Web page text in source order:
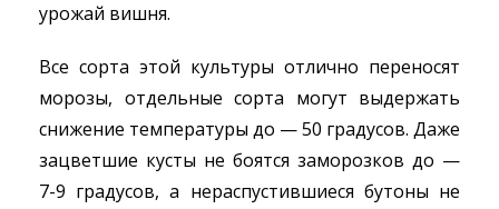
урожай вишня.
Все сорта этой культуры отлично переносят
морозы, отдельные сорта могут выдержать
снижение температуры до — 50 градусов. Даже
зацветшие кусты не боятся заморозков до —
7-9 градусов, а нераспустившиеся бутоны не